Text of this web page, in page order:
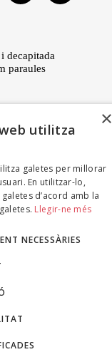
decapitada
paraules
lluna, 2009
×
utilitza
galetes per millorar
En utilitzar-lo,
d’acord amb la
Llegir-ne més
NECESSÀRIES